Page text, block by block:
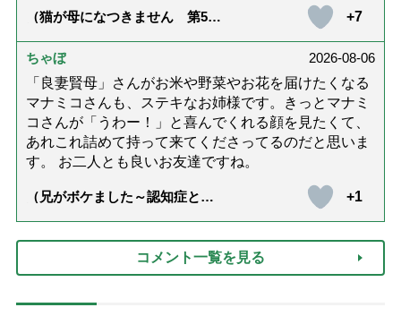
（猫が母になつきません 第500
+7
ちゃぼ
2026-08-06
「良妻賢母」さんがお米や野菜やお花を届けたくなる
マナミコさんも、ステキなお姉様です。きっとマナミ
コさんが「うわー！」と喜んでくれる顔を見たくて、
あれこれ詰めて持って来てくださってるのだと思いま
す。 お二人とも良いお友達ですね。
（兄がボケました～認知症と介
達』が届きました」）
+1
コメント一覧を見る